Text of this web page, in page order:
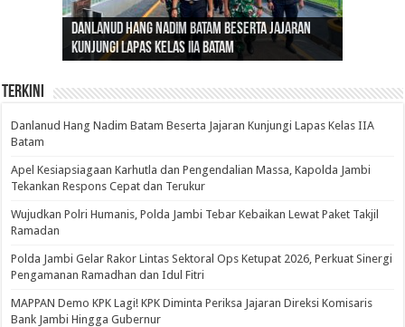
Danlanud Hang Nadim Batam Beserta Jajaran
Kunjungi Lapas Kelas IIA Batam
Silaturahmi dan Reses Komite I DPD RI di Polda
Jambi Bahas Sinergitas Penanganan Narkotika
Gubernur Al Haris: Lomba Cerdas Cermat Sarana
Edukasi Pembentukan Karakter Generasi
Penerus
Gubernur Al Haris Dorong Koperasi Merah Putih
Cepat Beroperasi Agar Bisa Layani Masyarakat
Penuhi Kebutuhannya
Sosok Fenomenal yang Menggetarkan
Nusantara: Ratu Wangsa, Wanita Berkelas
dengan Pengaruh Internasional
Terkini
Danlanud Hang Nadim Batam Beserta Jajaran Kunjungi Lapas Kelas IIA
Batam
Apel Kesiapsiagaan Karhutla dan Pengendalian Massa, Kapolda Jambi
Tekankan Respons Cepat dan Terukur
Wujudkan Polri Humanis, Polda Jambi Tebar Kebaikan Lewat Paket Takjil
Ramadan
Polda Jambi Gelar Rakor Lintas Sektoral Ops Ketupat 2026, Perkuat Sinergi
Pengamanan Ramadhan dan Idul Fitri
‎MAPPAN Demo KPK Lagi! KPK Diminta Periksa Jajaran Direksi Komisaris
Bank Jambi Hingga Gubernur ‎